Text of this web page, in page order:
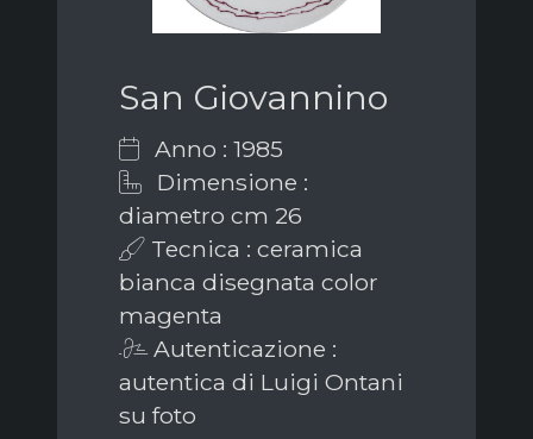
San Giovannino
Anno : 1985
Dimensione :
diametro cm 26
Tecnica : ceramica
bianca disegnata color
magenta
Autenticazione :
autentica di Luigi Ontani
su foto